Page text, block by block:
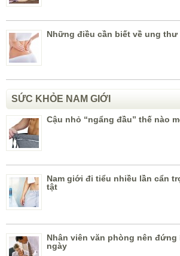
Những điều cần biết về ung
SỨC KHỎE NAM GIỚI
Cậu nhỏ “ngẩng đầu” thế nào
Nam giới đi tiểu nhiều lần cẩn
tật
Nhân viên văn phòng nên
ngày